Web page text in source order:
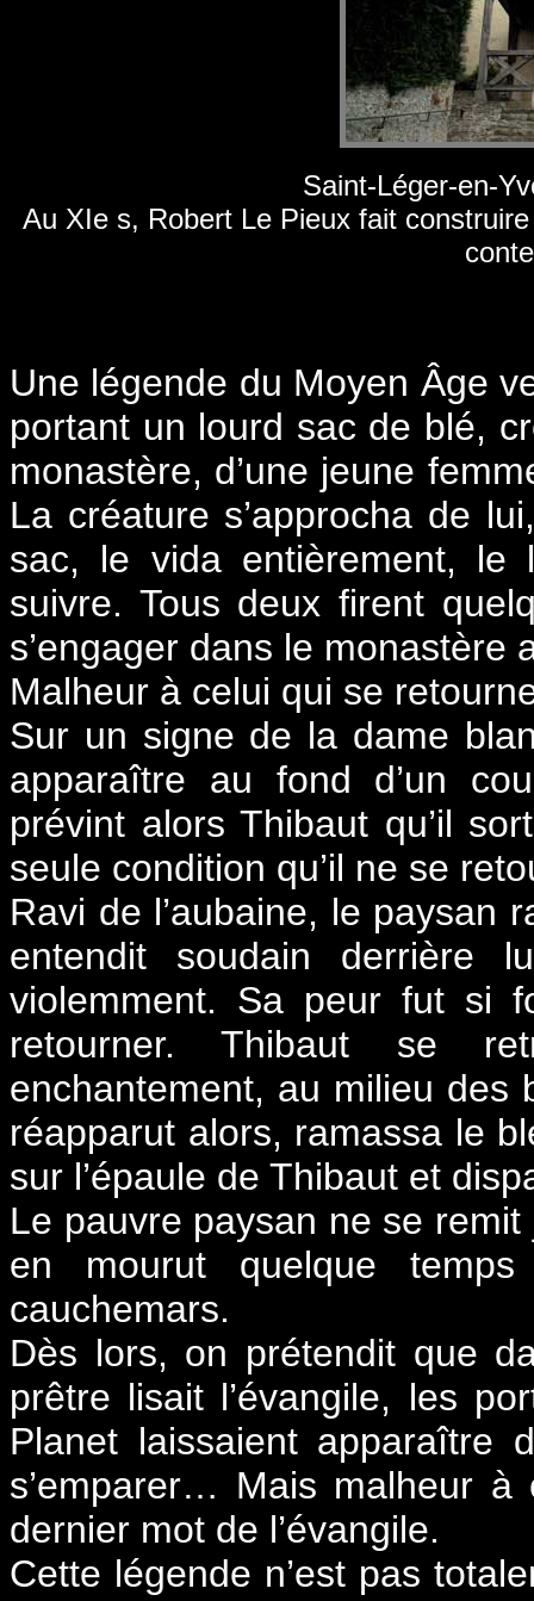
Saint-Léger-en-
Au XIe s, Robert Le Pieux fait
Une légende du Moyen Âge
portant un lourd sac de blé,
monastère, d’une jeune
La créature s’approcha de
sac, le vida entièrement,
suivre. Tous deux firent
s’engager dans le monastère
Malheur à celui qui se
Sur un signe de la dame
apparaître au fond d’un
prévint alors Thibaut qu’il
seule condition qu’il ne se
Ravi de l’aubaine, le paysan
entendit soudain derrière
violemment. Sa peur fut si
retourner. Thibaut se
enchantement, au milieu
réapparut alors, ramassa le
sur l’épaule de Thibaut et
Le pauvre paysan ne se
en mourut quelque
cauchemars.
Dès lors, on prétendit que
prêtre lisait l’évangile, les
Planet laissaient apparaître
s’emparer… Mais malheur
dernier mot de l’évangile.
Cette légende n’est pas